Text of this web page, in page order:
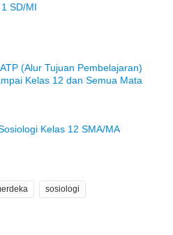
SD/MI
(Alur Tujuan Pembelajaran)
Kelas 12 dan Semua Mata
Kelas 12 SMA/MA
sosiologi